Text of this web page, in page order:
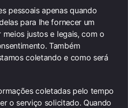
pessoais apenas quando
para lhe fornecer um
justos e legais, com o
Também
coletando e como será
coletadas pelo tempo
o serviço solicitado. Quando